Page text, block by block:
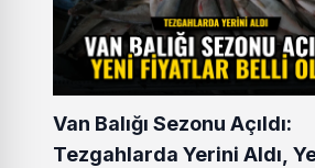
Van Balığı Sezonu Açıldı:
Tezgahlarda Yerini Aldı,